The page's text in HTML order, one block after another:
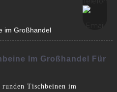
im Großhandel
Im Großhandel Für
runden Tischbeinen im